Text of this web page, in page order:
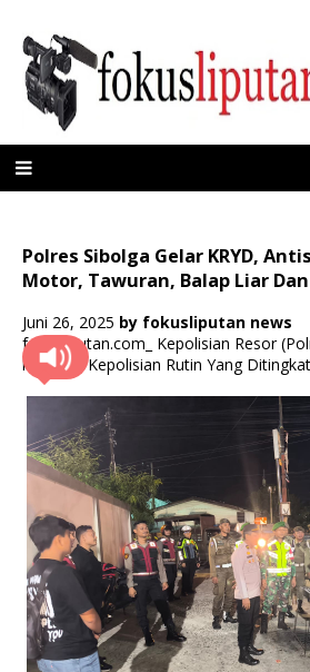
Polres Sibolga Gelar KRYD,
Motor, Tawuran, Balap Liar
Juni 26, 2025 by fokusliputan news
fokusliputan.com_ Kepolisian Resor
kegiatan Kepolisian Rutin Yang